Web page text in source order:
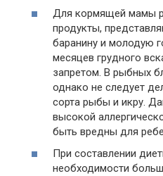
Для кормящей мамы
продукты,
баранину и молодую
месяцев грудного
запретом. В рыбных
однако не следует
сорта рыбы и икру.
высокой
быть вредны для
При составлении
необходимости